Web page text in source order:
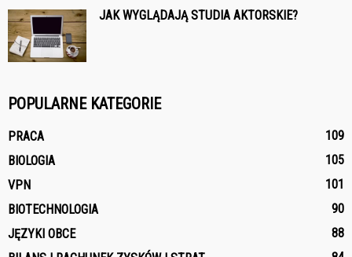
JAK WYGLĄDAJĄ STUDIA AKTORSKIE?
POPULARNE KATEGORIE
PRACA
109
BIOLOGIA
105
VPN
101
BIOTECHNOLOGIA
90
JĘZYKI OBCE
88